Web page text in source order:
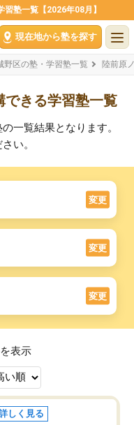
塾一覧【2026年08月】
現在地から塾を探す
野区の塾・学習塾一覧 陸前原
できる学習塾一覧
一覧結果となります。
い。
変更
変更
変更
表示
しく見る